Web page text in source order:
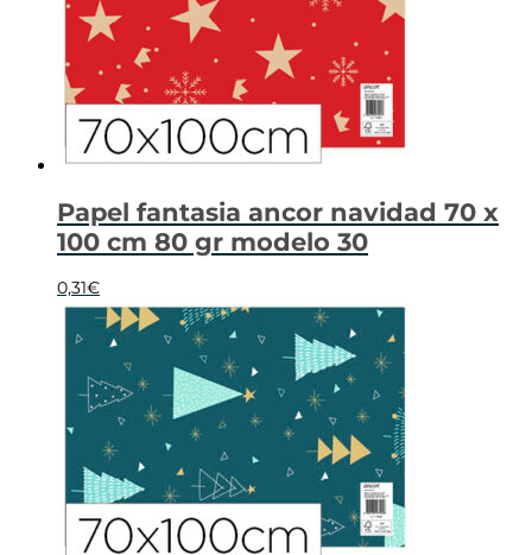
Papel fantasia ancor navidad 70 x
100 cm 80 gr modelo 30
0,31€